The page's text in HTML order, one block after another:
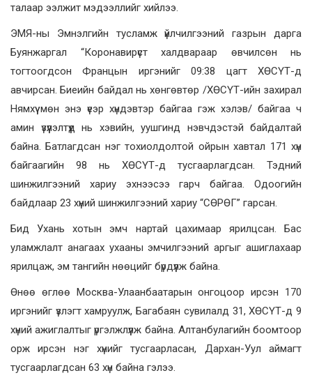
талаар ээлжит мэдээллийг хийлээ.
ЭМЯ-ны Эмнэлгийн тусламж үйлчилгээний газрын дарга
Буянжаргал “Коронавирүст халдвараар өвчилсөн нь
тогтоогдсон Францын иргэнийг 09:38 цагт ХӨСҮТ-д
авчирсан. Биеийн байдал нь хөнгөвтөр /ХӨСҮТ-ийн захирал
Нямхүү мөн энэ үеэр хүндэвтэр байгаа гэж хэлэв/ байгаа ч
амин үзүүлэлтүүд нь хэвийн, уушгинд нэвчдэстэй байдалтай
байна. Батлагдсан нэг тохиолдолтой ойрын хавтал 171 хүн
байгаагийн 98 нь ХӨСҮТ-д тусгаарлагдсан. Тэдний
шинжилгээний хариу эхнээсээ гарч байгаа. Одоогийн
байдлаар 23 хүний шинжилгээний хариу “СӨРӨГ” гарсан.
Бид Ухань хотын эмч нартай цахимаар ярилцсан. Бас
уламжлалт анагаах ухааны эмчилгээний аргыг ашиглахаар
ярилцаж, эм тангийн нөөцийг бүрдүүлж байна.
Өнөө өглөө Москва-Улаанбаатарын онгоцоор ирсэн 170
иргэнийг үзлэгт хамруулж, Багабаян сувилалд 31, ХӨСҮТ-д 9
хүний ажиглалтыг үргэлжлүүлж байна. Алтанбулагийн боомтоор
орж ирсэн нэг хүнийг тусгаарласан, Дархан-Уул аймагт
тусгаарлагдсан 63 хүн байна гэлээ.